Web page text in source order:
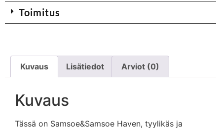
Toimitus
Kuvaus Lisätiedot Arviot (0)
Kuvaus
Tässä on Samsoe&Samsoe Haven, tyylikäs ja